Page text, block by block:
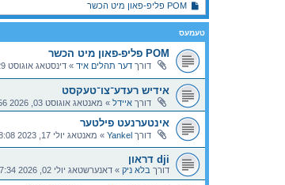
POM פליפ-פאון מיט הכשר
טעמעס
POM פליפ-פאון מיט הכשר
דורך דער תהלים איד » דינסטאג אוגוסט 29, 2023 3:16 pm
אידיש רעדע־צו־טעקסט
דורך איידל » מאנטאג אוגוסט 03, 2026 8:56 am
אינטערנעט פילטער
דורך Yankel
» מאנטאג יולי 17, 2023 8:08 am
dji דראון
דורך בלא ניק » דאנערשטאג יולי 02, 2026 7:34 pm